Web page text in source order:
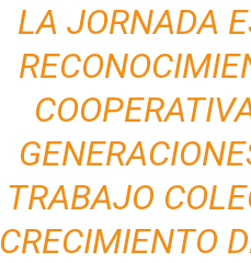
LA JORNADA
TRABAJO
CRECIMIENTO